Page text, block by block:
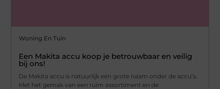
Woning En Tuin
Een Makita accu koop je betrouwbaar en veilig
bij ons!
De Makita accu is natuurlijk een grote naam onder de accu’s.
Met het gemak van een ruim assortiment en de